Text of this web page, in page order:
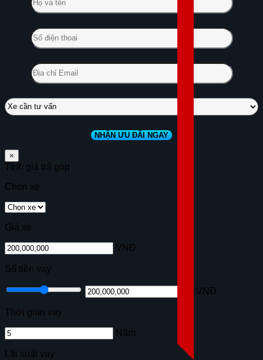
×
Tính giá trả góp
Chọn xe
Giá xe
VNĐ
Số tiền vay
VNĐ
Thời gian vay
Năm
Lãi suất vay